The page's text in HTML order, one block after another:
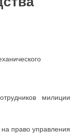
милиции
право управления